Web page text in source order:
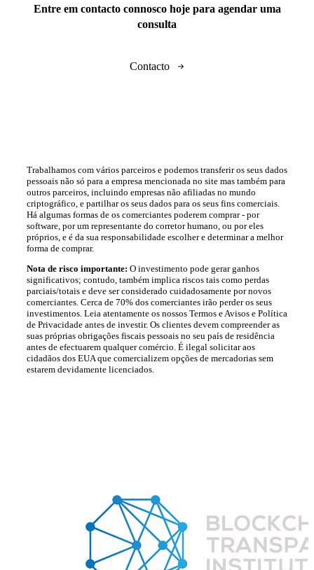
Entre em contacto connosco hoje para agendar uma
consulta
Contacto
Trabalhamos com vários parceiros e podemos transferir os seus dados
pessoais não só para a empresa mencionada no site mas também para
outros parceiros, incluindo empresas não afiliadas no mundo
criptográfico, e partilhar os seus dados para os seus fins comerciais.
Há algumas formas de os comerciantes poderem comprar - por
software, por um representante do corretor humano, ou por eles
próprios, e é da sua responsabilidade escolher e determinar a melhor
forma de comprar.
Nota de risco importante: O investimento pode gerar ganhos
significativos; contudo, também implica riscos tais como perdas
parciais/totais e deve ser considerado cuidadosamente por novos
comerciantes. Cerca de 70% dos comerciantes irão perder os seus
investimentos. Leia atentamente os nossos Termos e Avisos e Política
de Privacidade antes de investir. Os clientes devem compreender as
suas próprias obrigações fiscais pessoais no seu país de residência
antes de efectuarem qualquer comércio. É ilegal solicitar aos
cidadãos dos EUA que comercializem opções de mercadorias sem
estarem devidamente licenciados.